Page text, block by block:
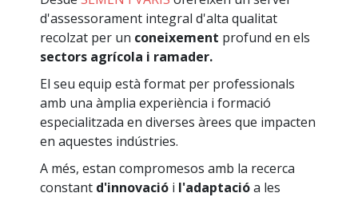
d'assessorament integral d'alta qualitat
recolzat per un coneixement profund en els
sectors agrícola i ramader.
El seu equip està format per professionals
amb una àmplia experiència i formació
especialitzada en diverses àrees que impacten
en aquestes indústries.
A més, estan compromesos amb la recerca
constant d'innovació i l'adaptacióa les